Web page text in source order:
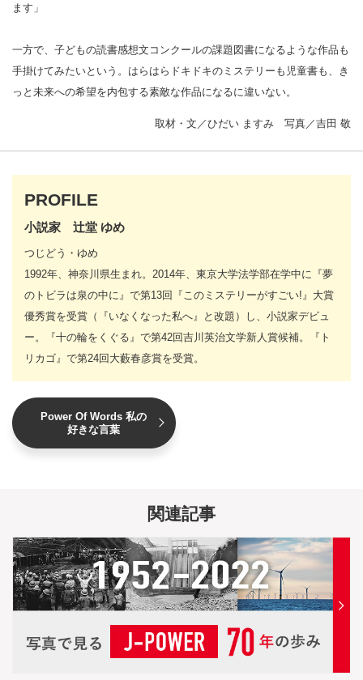
ます」
一方で、子どもの読書感想文コンクールの課題図書になるような作品も
手掛けてみたいという。はらはらドキドキのミステリーも児童書も、き
っと未来への希望を内包する素敵な作品になるに違いない。
取材・文／ひだい ますみ 写真／吉田 敬
PROFILE
小説家 辻堂 ゆめ
つじどう・ゆめ
1992年、神奈川県生まれ。2014年、東京大学法学部在学中に『夢
のトビラは泉の中に』で第13回『このミステリーがすごい!』大賞
優秀賞を受賞（『いなくなった私へ』と改題）し、小説家デビュ
ー。『十の輪をくぐる』で第42回吉川英治文学新人賞候補。『ト
リカゴ』で第24回大藪春彦賞を受賞。
Power Of Words 私の
好きな言葉
関連記事